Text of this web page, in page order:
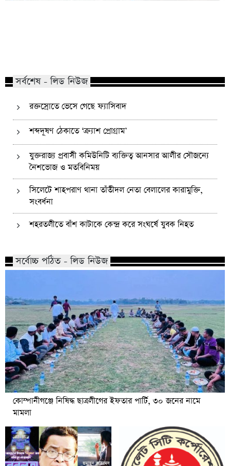
সর্বশেষ - লিড নিউজ
রক্তস্রোতে ভেসে গেছে ফ্যাসিবাদ
শব্দদূষণ ঠেকাতে ‘ক্র্যাশ প্রোগ্রাম’
যুক্তরাজ্য প্রবাসী কমিউনিটি ব্যক্তিত্ব আনসার আলীর সৌজন্যে
নৈশভোজ ও মতবিনিময়
সিলেটে শাহপরাণ থানা তাঁতীদল নেতা বেলালের কারামুক্তি,
সংবর্ধনা
শহরতলীতে বাঁশ কাটাকে কেন্দ্র করে সংঘর্ষে যুবক নিহত
সর্বোচ্চ পঠিত - লিড নিউজ
কোম্পানীগঞ্জে নিষিদ্ধ ছাত্রলীগের ইফতার পার্টি, ৩০ জনের নামে
মামলা